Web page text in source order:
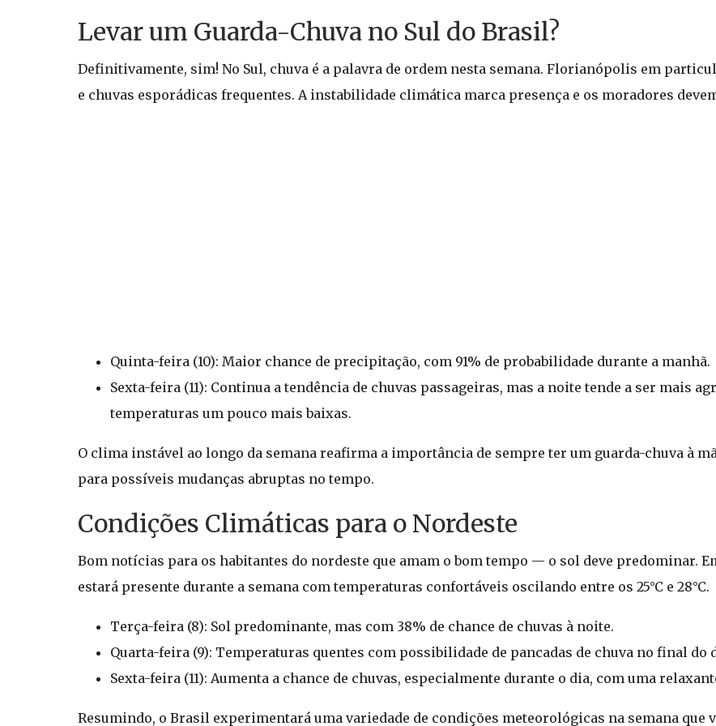
Levar um Guarda-Chuva no Sul do Brasil?
Definitivamente, sim! No Sul, chuva é a palavra de ordem nesta semana. Florianópolis em
e chuvas esporádicas frequentes. A instabilidade climática marca presença e os moradores
Quinta-feira (10): Maior chance de precipitação, com 91% de probabilidade durante a manhã.
Sexta-feira (11): Continua a tendência de chuvas passageiras, mas a noite tende a ser mais
temperaturas um pouco mais baixas.
O clima instável ao longo da semana reafirma a importância de sempre ter um guarda-chuva à
para possíveis mudanças abruptas no tempo.
Condições Climáticas para o Nordeste
Bom notícias para os habitantes do nordeste que amam o bom tempo — o sol deve predominar.
estará presente durante a semana com temperaturas confortáveis oscilando entre os 25°C e 28°C.
Terça-feira (8): Sol predominante, mas com 38% de chance de chuvas à noite.
Quarta-feira (9): Temperaturas quentes com possibilidade de pancadas de chuva no final do
Sexta-feira (11): Aumenta a chance de chuvas, especialmente durante o dia, com uma
Resumindo, o Brasil experimentará uma variedade de condições meteorológicas na semana que